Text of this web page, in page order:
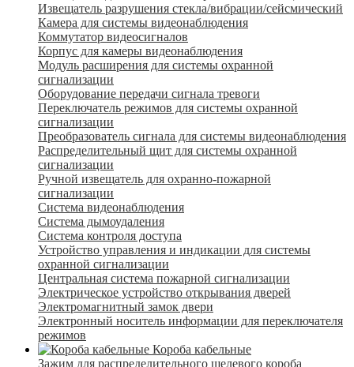
Извещатель разрушения стекла/вибрации/сейсмический
Камера для системы видеонаблюдения
Коммутатор видеосигналов
Корпус для камеры видеонаблюдения
Модуль расширения для системы охранной
сигнализации
Оборудование передачи сигнала тревоги
Переключатель режимов для системы охранной
сигнализации
Преобразователь сигнала для системы видеонаблюдения
Распределительный щит для системы охранной
сигнализации
Ручной извещатель для охранно-пожарной
сигнализации
Система видеонаблюдения
Система дымоудаления
Система контроля доступа
Устройство управления и индикации для системы
охранной сигнализации
Центральная система пожарной сигнализации
Электрическое устройство открывания дверей
Электромагнитный замок двери
Электронный носитель информации для переключателя
режимов
Короба кабельные
Зажим для распределительного щелевого короба